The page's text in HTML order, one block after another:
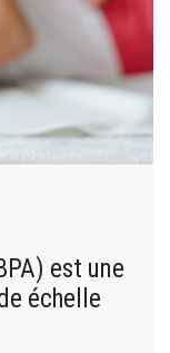
est une
échelle